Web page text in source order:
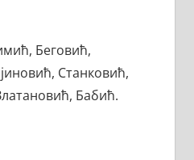
Беговић,
Станковић,
Бабић.